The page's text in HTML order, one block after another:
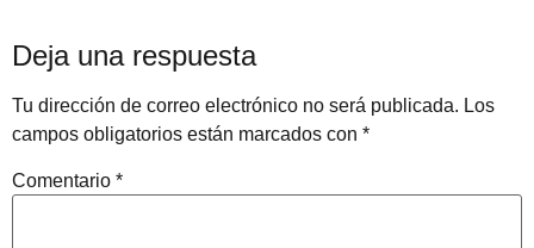
Deja una respuesta
Tu dirección de correo electrónico no será publicada. Los
campos obligatorios están marcados con *
Comentario *